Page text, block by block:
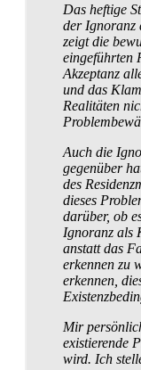
Das heftige
der Ignoranz
zeigt die
eingeführten
Akzeptanz
und das
Realitäten
Auch die
gegenüber
des
dieses
darüber, ob
Ignoranz als
anstatt das
erkennen zu
erkennen,
Mir
existierende
wird. Ich